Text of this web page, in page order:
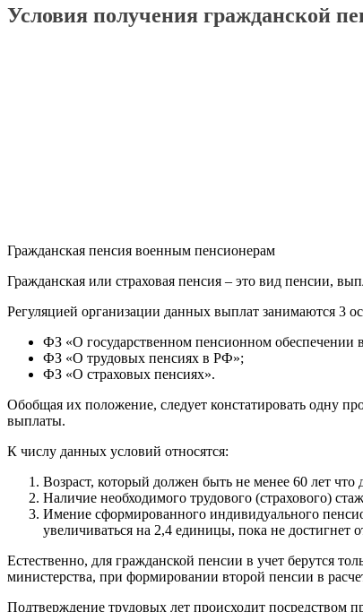
Условия получения гражданской
Гражданская пенсия военным пенсионерам
Гражданская или страховая пенсия – это вид пенсии,
Регуляцией организации данных выплат занимаются 3
ФЗ «О государственном пенсионном обеспечении
ФЗ «О трудовых пенсиях в РФ»;
ФЗ «О страховых пенсиях».
Обобщая их положение, следует констатировать одну
выплаты.
К числу данных условий относятся:
Возраст, который должен быть не менее 60 лет
Наличие необходимого трудового (страхового)
Имение сформированного индивидуального
увеличиваться на 2,4 единицы, пока не достигнет
Естественно, для гражданской пенсии в учет берутся
министерства, при формировании второй пенсии в
Подтверждение трудовых лет происходит посредством